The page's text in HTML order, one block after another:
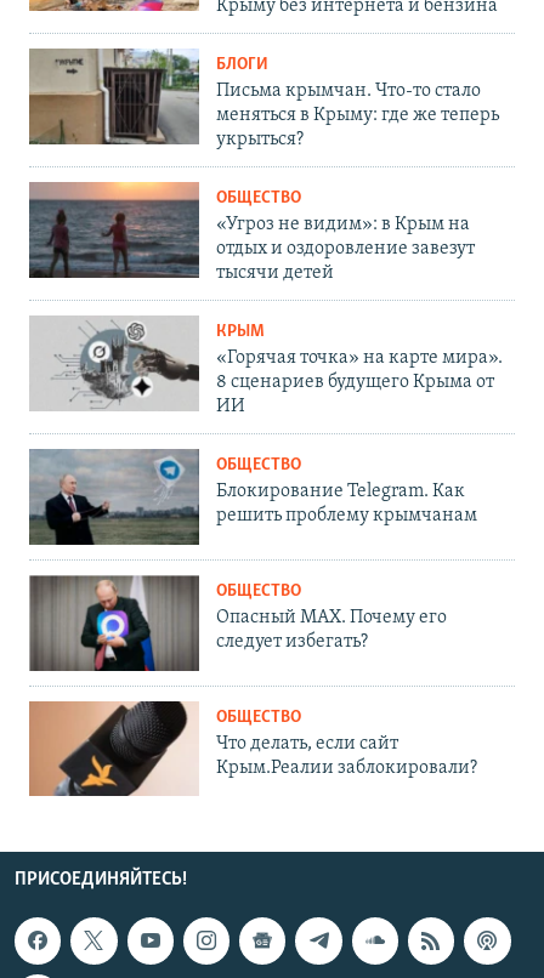
Крыму без интернета и бензина
БЛОГИ
Письма крымчан. Что-то стало
меняться в Крыму: где же теперь
укрыться?
ОБЩЕСТВО
«Угроз не видим»: в Крым на
отдых и оздоровление завезут
тысячи детей
КРЫМ
«Горячая точка» на карте мира».
8 сценариев будущего Крыма от
ИИ
ОБЩЕСТВО
Блокирование Telegram. Как
решить проблему крымчанам
ОБЩЕСТВО
Опасный MAX. Почему его
следует избегать?
ОБЩЕСТВО
Что делать, если сайт
Крым.Реалии заблокировали?
ПРИСОЕДИНЯЙТЕСЬ!